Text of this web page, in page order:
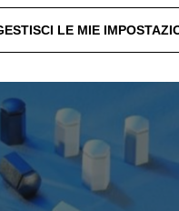
al carrello
GESTISCI LE MIE